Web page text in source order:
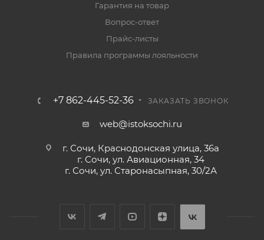
Гарантия на товар
Вопрос-ответ
Прайс-листы
Правила программы лояльности
+7 862-445-52-36 ЗАКАЗАТЬ ЗВОНОК
web@istoksochi.ru
г. Сочи, Краснодонская улица, 36а
г. Сочи, ул. Авиационная, 34
г. Сочи, ул. Старонасыпная, 30/2А